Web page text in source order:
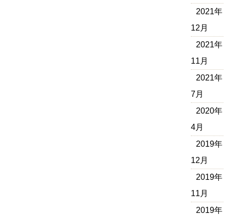
2021年
12月
2021年
11月
2021年
7月
2020年
4月
2019年
12月
2019年
11月
2019年